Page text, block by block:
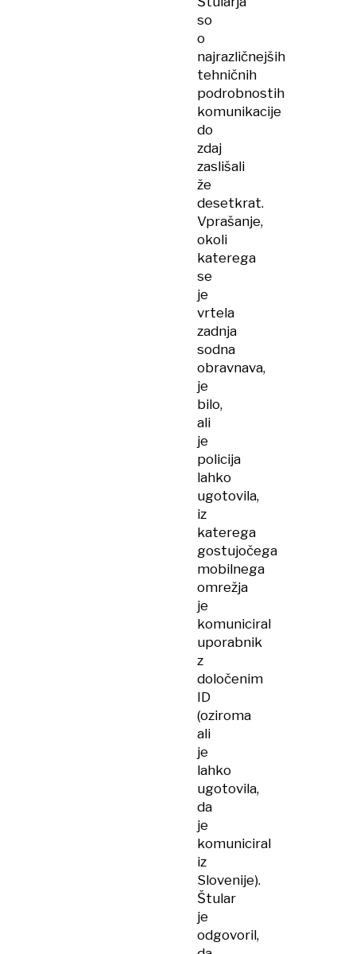
so
o
najrazličnejših
tehničnih
podrobnostih
komunikacije
do
zdaj
zaslišali
že
desetkrat.
Vprašanje,
okoli
katerega
se
je
vrtela
zadnja
sodna
obravnava,
je
bilo,
ali
je
policija
lahko
ugotovila,
iz
katerega
gostujočega
mobilnega
omrežja
je
komuniciral
uporabnik
z
določenim
ID
(oziroma
ali
je
lahko
ugotovila,
da
je
komuniciral
iz
Slovenije).
Štular
je
odgovoril,